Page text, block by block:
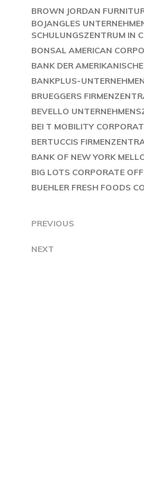
BROWN JORDAN
BOJANGLES
SCHULUNGSZENTRUM IN
BONSAL AMERICAN
BANK DER
BANKPLUS-
BRUEGGERS
BEVELLO
BEI T MOBILITY
BERTUCCIS
BANK OF NEW YORK
BIG LOTS CORPORATE
BUEHLER FRESH FOODS
PREVIOUS
NEXT